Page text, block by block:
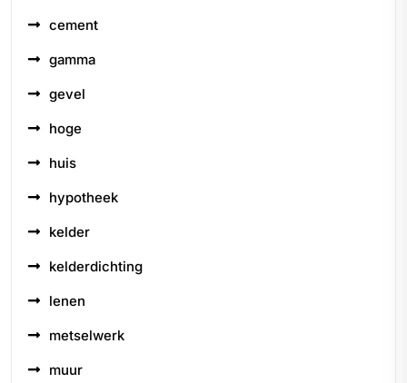
cement
gamma
gevel
hoge
huis
hypotheek
kelder
kelderdichting
lenen
metselwerk
muur